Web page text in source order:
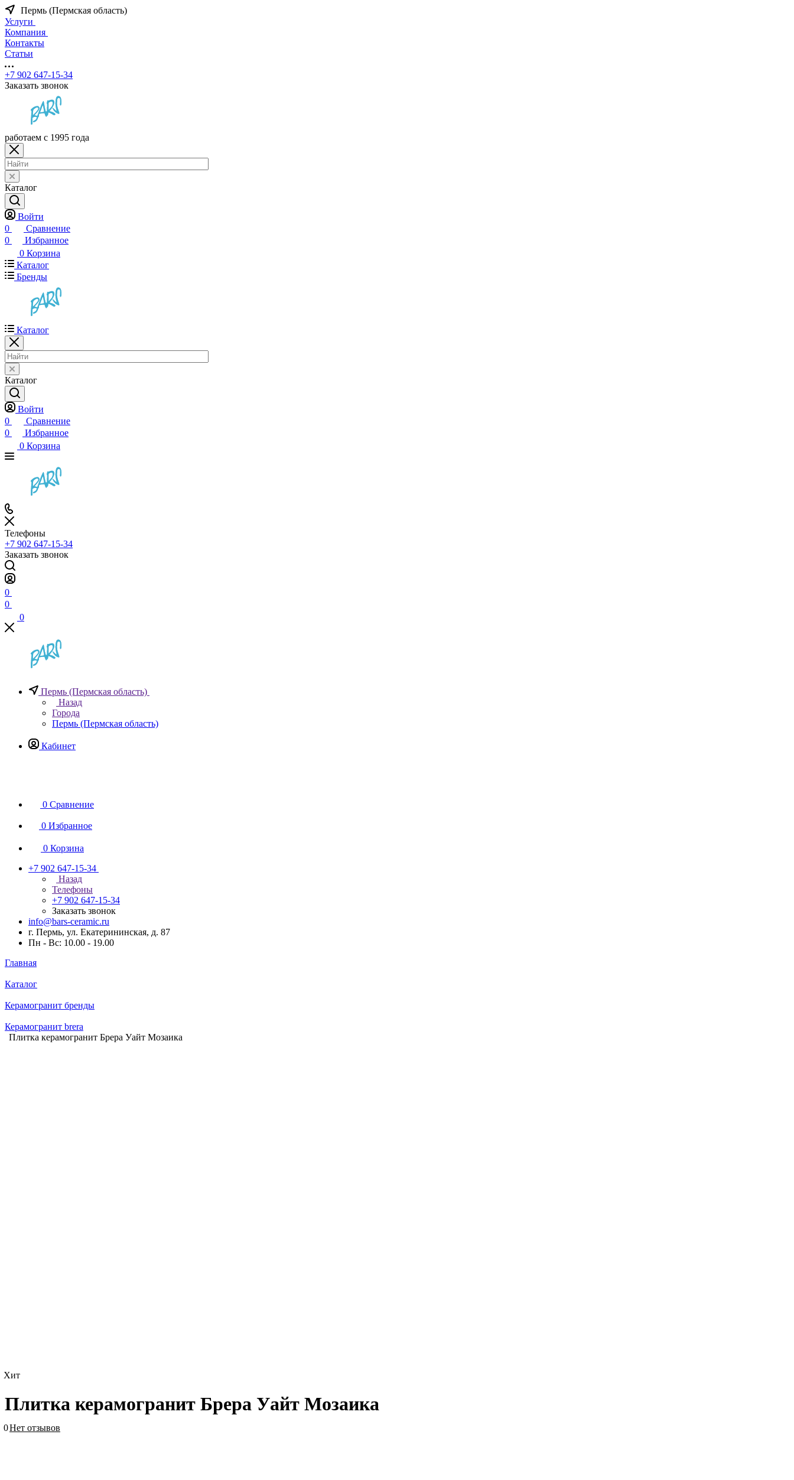
Пермь (Пермская область)
Услуги
Компания
Контакты
Статьи
+7 902 647-15-34
Заказать звонок
работаем с 1995 года
Каталог
Войти
0
Сравнение
0
Избранное
0 Корзина
Каталог
Бренды
Каталог
Каталог
Войти
0
Сравнение
0
Избранное
0 Корзина
Телефоны
+7 902 647-15-34
Заказать звонок
0
0
0
Пермь (Пермская область)
Назад
Города
Пермь (Пермская область)
Кабинет
0 Сравнение
0 Избранное
0 Корзина
+7 902 647-15-34
Назад
Телефоны
+7 902 647-15-34
Заказать звонок
info@bars-ceramic.ru
г. Пермь, ул. Екатерининская, д. 87
Пн - Вс: 10.00 - 19.00
Главная
Каталог
Керамогранит бренды
Керамогранит brera
Плитка керамогранит Брера Уайт Мозаика
Хит
Плитка керамогранит Брера Уайт Мозаика
0Нет отзывов